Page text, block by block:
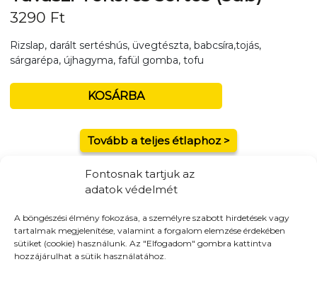
Fontosnak tartjuk az
adatok védelmét
A böngészési élmény fokozása, a személyre szabott hirdetések vagy
tartalmak megjelenítése, valamint a forgalom elemzése érdekében
sütiket (cookie) használunk. Az "Elfogadom" gombra kattintva
hozzájárulhat a sütik használatához.
3290 Ft
Rizslap, darált sertéshús, üvegtészta, babcsíra,tojás,
sárgarépa, újhagyma, fafül gomba, tofu
KOSÁRBA
Tovább a teljes étlaphoz >
Házhozszállítás / Elvitel Rendelj Online
Szállítunk:16 -kerület, Kistarcsa, Kerepes, Mogyoród,
Gödöllő